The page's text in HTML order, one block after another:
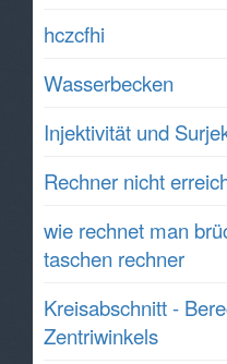
hczcfhi
Wasserbecken
Injektivität und
Rechner nicht
wie rechnet man
taschen rechner
Kreisabschnitt -
Zentriwinkels